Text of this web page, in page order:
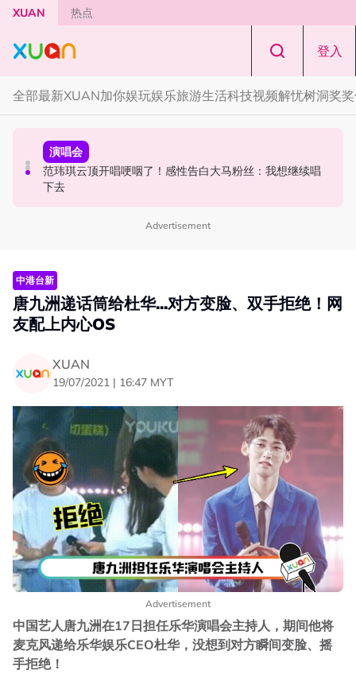
Skip to main content
XUAN 热点
登入
全部最新XUAN加你娱玩娱乐旅游生活科技视频解忧树洞奖
中港台新
陈土豆玩梗《下一站幸福》！同框阿信、吴建豪上演“光晞
不能捐”桥段
演唱会
范玮琪云顶开唱哽咽了！感性告白大马粉丝：我想继续唱
下去
中港台新
《披荆斩棘2026》正式官宣全阵容！余文乐、刘畊宏、孙
楠都来了
Advertisement
中港台新
唐九洲递话筒给杜华...对方变脸、双手拒绝！网
友配上内心OS
XUAN
19/07/2021 | 16:47 MYT
Advertisement
中国艺人唐九洲在17日担任乐华演唱会主持人，期间他将
麦克风递给乐华娱乐CEO杜华，没想到对方瞬间变脸、摇
手拒绝！